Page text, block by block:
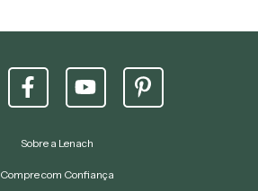
Sobre a Lenach
Compre com Confiança